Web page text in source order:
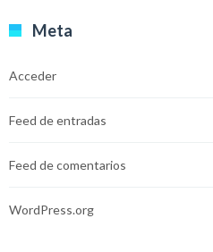
Meta
Acceder
Feed de entradas
Feed de comentarios
WordPress.org